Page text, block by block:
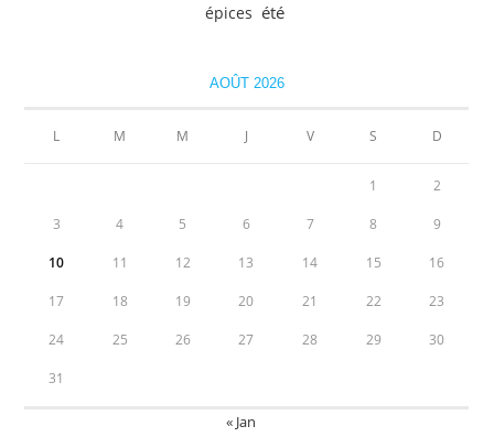
épices été
AOÛT 2026
L M M J V S D
1 2
3 4 5 6 7 8 9
10 11 12 13 14 15 16
17 18 19 20 21 22 23
24 25 26 27 28 29 30
31
« Jan